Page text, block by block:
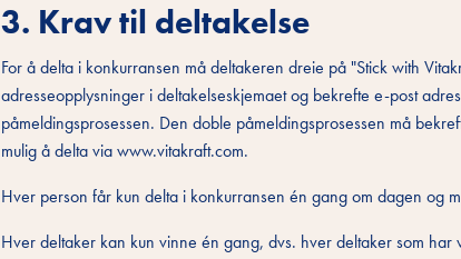
3. Krav til deltakelse
For å delta i konkurransen må deltakeren dreie på "Stick with
adresseopplysninger i deltakelseskjemaet og bekrefte e-post
påmeldingsprosessen. Den doble påmeldingsprosessen må
mulig å delta via www.vitakraft.com.
Hver person får kun delta i konkurransen én gang om dagen og
Hver deltaker kan kun vinne én gang, dvs. hver deltaker som har